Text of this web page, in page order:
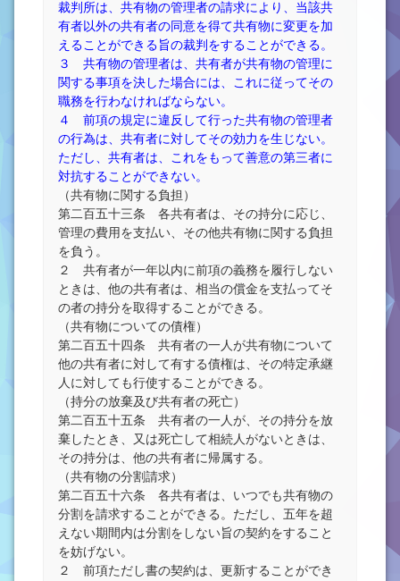
裁判所は、共有物の管理者の請求により、当該共
有者以外の共有者の同意を得て共有物に変更を加
えることができる旨の裁判をすることができる。
３ 共有物の管理者は、共有者が共有物の管理に
関する事項を決した場合には、これに従ってその
職務を行わなければならない。
４ 前項の規定に違反して行った共有物の管理者
の行為は、共有者に対してその効力を生じない。
ただし、共有者は、これをもって善意の第三者に
対抗することができない。
（共有物に関する負担）
第二百五十三条 各共有者は、その持分に応じ、
管理の費用を支払い、その他共有物に関する負担
を負う。
２ 共有者が一年以内に前項の義務を履行しない
ときは、他の共有者は、相当の償金を支払ってそ
の者の持分を取得することができる。
（共有物についての債権）
第二百五十四条 共有者の一人が共有物について
他の共有者に対して有する債権は、その特定承継
人に対しても行使することができる。
（持分の放棄及び共有者の死亡）
第二百五十五条 共有者の一人が、その持分を放
棄したとき、又は死亡して相続人がないときは、
その持分は、他の共有者に帰属する。
（共有物の分割請求）
第二百五十六条 各共有者は、いつでも共有物の
分割を請求することができる。ただし、五年を超
えない期間内は分割をしない旨の契約をすること
を妨げない。
２ 前項ただし書の契約は、更新することができ